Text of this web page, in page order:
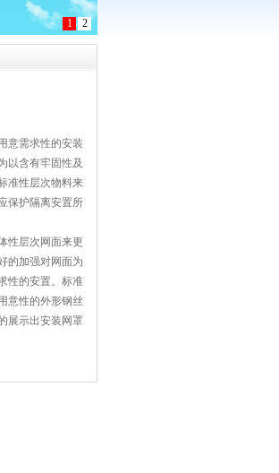
1 2
意需求性的安装
以含有牢固性及
准性层次物料来
保护隔离安置所
性层次网面来更
的加强对网面为
性的安置。标准
意性的外形钢丝
展示出安装网罩